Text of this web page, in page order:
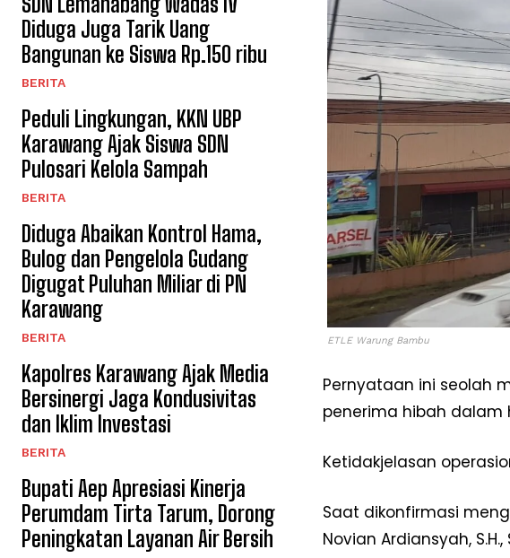
Diduga Juga Tarik Uang
Bangunan ke Siswa Rp.150 ribu
BERITA
Peduli Lingkungan, KKN UBP
Karawang Ajak Siswa SDN
Pulosari Kelola Sampah
BERITA
Diduga Abaikan Kontrol Hama,
Bulog dan Pengelola Gudang
Digugat Puluhan Miliar di PN
Karawang
BERITA
Kapolres Karawang Ajak Media
Bersinergi Jaga Kondusivitas
dan Iklim Investasi
BERITA
Bupati Aep Apresiasi Kinerja
Perumdam Tirta Tarum, Dorong
Peningkatan Layanan Air Bersih
ETLE Warung Bambu
Pernyataan ini seolah
penerima hibah dalam
Ketidakjelasan
Saat dikonfirmasi
Novian Ardiansyah,